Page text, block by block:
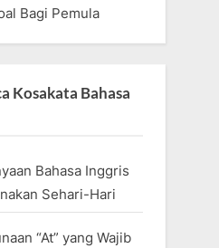
Bagi Pemula
Kosakata Bahasa
Bahasa Inggris
Sehari-Hari
“At” yang Wajib